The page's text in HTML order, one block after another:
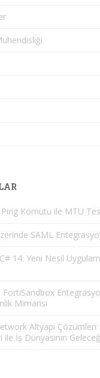
Komutu ile MTU
SAML
14: Yeni Nesil
Mimarisi
Altyapı
İş Dünyasının